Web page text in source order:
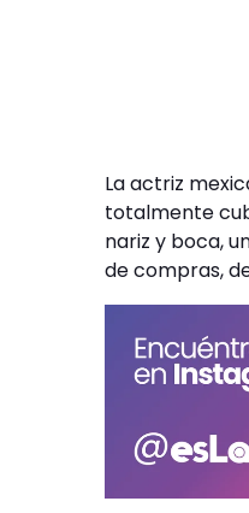
La actriz
totalmente
nariz y boca,
de compras,